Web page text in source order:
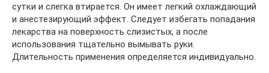
сутки и слегка втирается. Он имеет легкий охлаждающий
и анестезирующий эффект. Следует избегать попадания
лекарства на поверхность слизистых, а после
использования тщательно вымывать руки.
Длительность применения определяется индивидуально.